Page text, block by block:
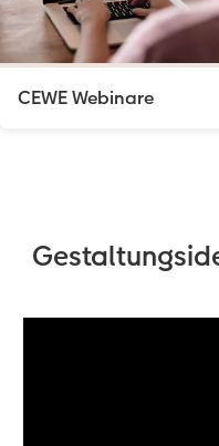
CEWE Webinare